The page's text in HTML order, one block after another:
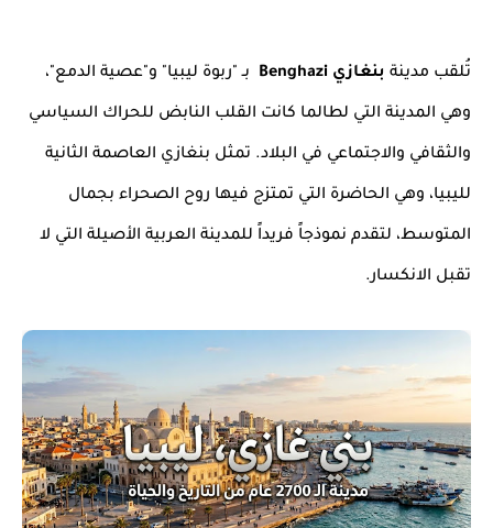
تُلقب مدينة بنغازي Benghazi بـ "ربوة ليبيا" و"عصية الدمع"،
وهي المدينة التي لطالما كانت القلب النابض للحراك السياسي
والثقافي والاجتماعي في البلاد. تمثل بنغازي العاصمة الثانية
لليبيا، وهي الحاضرة التي تمتزج فيها روح الصحراء بجمال
المتوسط، لتقدم نموذجاً فريداً للمدينة العربية الأصيلة التي لا
تقبل الانكسار.